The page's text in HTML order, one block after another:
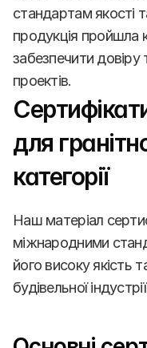
стандартам якості
продукція пройшла
забезпечити
проектів.
для
категорії
Наш матеріал
міжнародними
його високу якість
будівельної